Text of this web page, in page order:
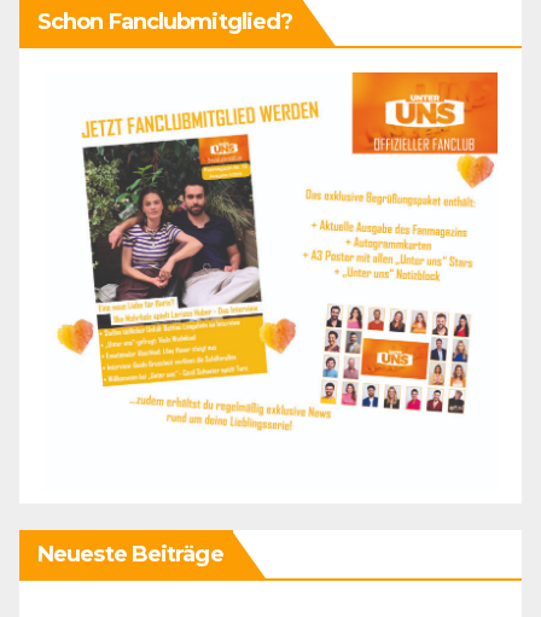
Schon Fanclubmitglied?
Neueste Beiträge